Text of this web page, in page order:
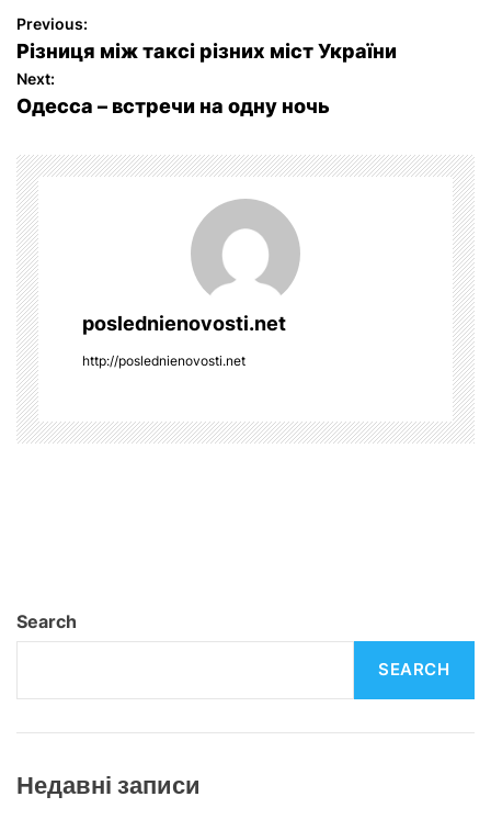
P
o
t
n
a
v
i
g
n
Previous:
Різниця між таксі різних міст України
Next:
Одесса – встречи на одну ночь
poslednienovosti.net
http://poslednienovosti.net
Search
SEARCH
Недавні записи